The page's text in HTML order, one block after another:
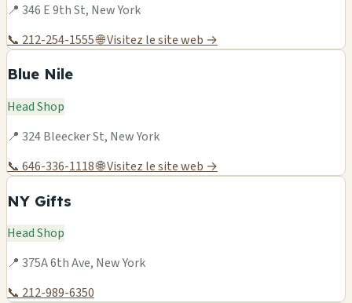
📍 346 E 9th St, New York
📞 212-254-1555🌐 Visitez le site web →
Blue Nile
Head Shop
📍 324 Bleecker St, New York
📞 646-336-1118🌐 Visitez le site web →
NY Gifts
Head Shop
📍 375A 6th Ave, New York
📞 212-989-6350